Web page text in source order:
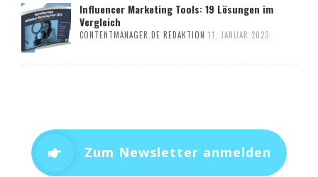
Influencer Marketing Tools: 19 Lösungen im
Vergleich
CONTENTMANAGER.DE REDAKTION 11. JANUAR 2023
Zum Newsletter anmelden